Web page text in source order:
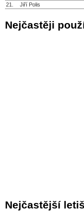
21.
Jiří Polis
Nejčastěji
Nejčastější